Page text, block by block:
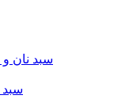
سبد نان